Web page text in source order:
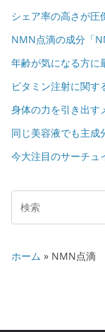
シェア率の高さが圧
NMN点滴の成分「
年齢が気になる方に
ビタミン注射に関す
身体の力を引き出す
同じ美容液でも主成
今大注目のサーチュ
ホーム » NMN点滴